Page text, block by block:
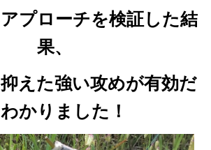
プローチを検証した結
果、
えた強い攻めが有効だ
かりました！